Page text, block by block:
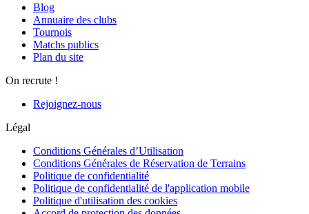
Blog
Annuaire des clubs
Tournois
Matchs publics
Plan du site
On recrute !
Rejoignez-nous
Légal
Conditions Générales d’Utilisation
Conditions Générales de Réservation de Terrains
Politique de confidentialité
Politique de confidentialité de l'application mobile
Politique d'utilisation des cookies